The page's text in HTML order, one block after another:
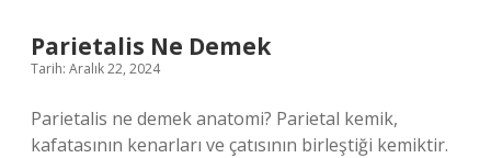
Parietalis Ne Demek
Tarih: Aralık 22, 2024
Parietalis ne demek anatomi? Parietal kemik,
kafatasının kenarları ve çatısının birleştiği kemiktir.